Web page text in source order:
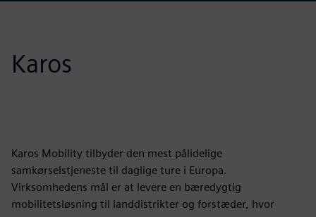
Karos
Karos Mobility tilbyder den mest pålidelige
samkørselstjeneste til daglige ture i Europa.
Virksomhedens mål er at levere en bæredygtig
mobilitetsløsning til landdistrikter og forstæder, hvor